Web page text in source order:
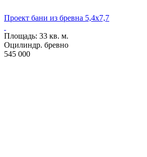
Проект бани из бревна 5,4х7,7
Площадь: 33 кв. м.
Оцилиндр. бревно
545 000